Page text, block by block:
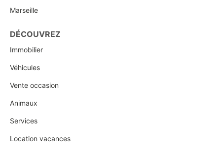
Marseille
DÉCOUVREZ
Immobilier
Véhicules
Vente occasion
Animaux
Services
Location vacances